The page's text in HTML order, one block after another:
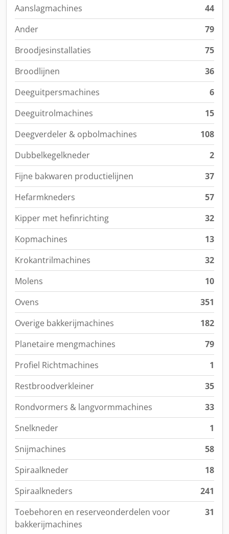
Aanslagmachines
44
Ander
79
Broodjesinstallaties
75
Broodlijnen
36
Deeguitpersmachines
6
Deeguitrolmachines
15
Deegverdeler & opbolmachines
108
Dubbelkegelkneder
2
Fijne bakwaren productielijnen
37
Hefarmkneders
57
Kipper met hefinrichting
32
Kopmachines
13
Krokantrilmachines
32
Molens
10
Ovens
351
Overige bakkerijmachines
182
Planetaire mengmachines
79
Profiel Richtmachines
1
Restbroodverkleiner
35
Rondvormers & langvormmachines
33
Snelkneder
1
Snijmachines
58
Spiraalkneder
18
Spiraalkneders
241
Toebehoren en reserveonderdelen voor
bakkerijmachines
31